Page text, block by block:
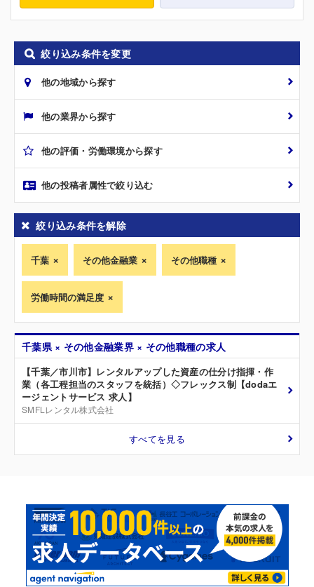
絞り込み条件を変更
他の地域から探す
他の業界から探す
他の評価・労働環境から探す
他の投稿者属性で絞り込む
絞り込み条件を解除
千葉 その他金融業 その他職種
労働時間の満足度
千葉県 × その他金融業界 × その他職種の求人
【千葉／市川市】レンタルアップした資産の仕分け指揮・作
業（各工程担当のスタッフを統括）◇フレックス制【dodaエ
ージェントサービス 求人】
SMFLレンタル株式会社
すべてを見る